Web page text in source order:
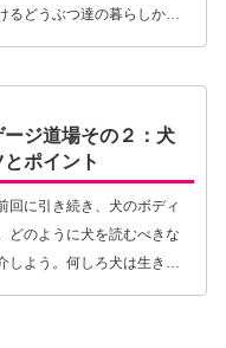
るどうぶつ達の暮らしか
ジ道場その２：犬
ポイント
回に引き続き、犬のボディ
どのように犬を読むべきな
よう。何しろ犬は生き物